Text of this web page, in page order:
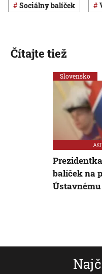
sociálny balíček
Čítajte tiež
Slovensko
balíček na